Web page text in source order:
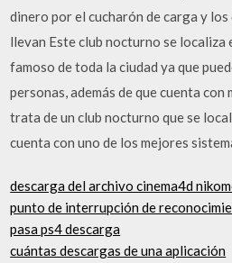
dinero por el cucharón de carga y
llevan Este club nocturno se localiza
famoso de toda la ciudad ya que
personas, además de que cuenta con
trata de un club nocturno que se
cuenta con uno de los mejores
descarga del archivo cinema4d
punto de interrupción de
pasa ps4 descarga
cuántas descargas de una aplicación